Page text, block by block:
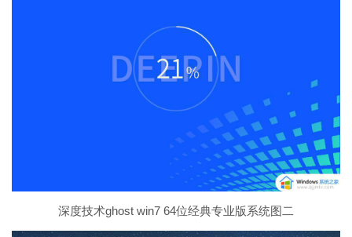
深度技术ghost win7 64位经典专业版系统图二